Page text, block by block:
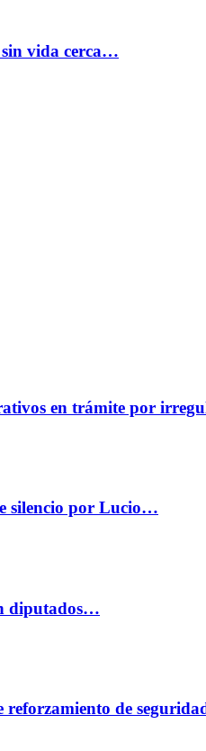
vida cerca…
en trámite por
silencio por Lucio…
diputados…
reforzamiento de